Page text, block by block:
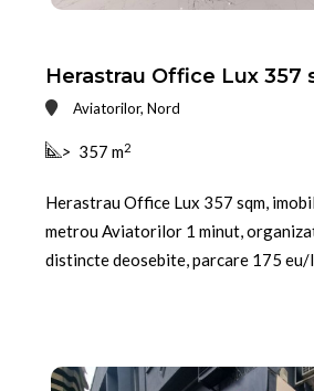
Herastrau Office Lux 357
Aviatorilor, Nord
> 357 m2
Herastrau Office Lux 357 sqm,
metrou Aviatorilor 1 minut,
distincte deosebite, parcare 175 eu/